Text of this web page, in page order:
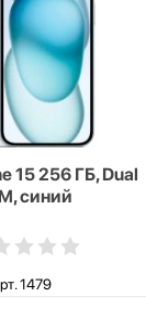
15 256 ГБ, Dual
синий
1479